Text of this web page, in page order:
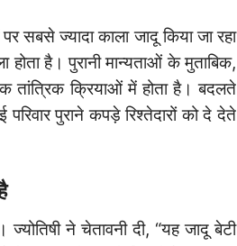
सबसे ज्यादा काला जादू किया जा रहा
है। पुरानी मान्यताओं के मुताबिक,
तांत्रिक क्रियाओं में होता है। बदलते
पुराने कपड़े रिश्तेदारों को दे देते
ज्योतिषी ने चेतावनी दी, “यह जादू बेटी